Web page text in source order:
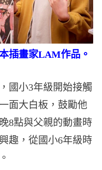
插畫家LAM作品。
國小3年級開始接觸
面大白板，鼓勵他
8點與父親的動畫時
趣，從國小6年級時